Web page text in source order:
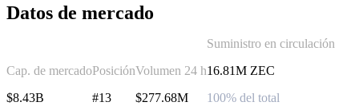
Datos de mercado
Cap. de mercado
$8.43B
Posición
#13
Volumen 24 h
$277.68M
Suministro en circulación
16.81M ZEC
100% del total